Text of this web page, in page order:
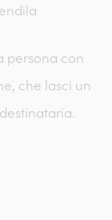
persona con
che lasci un